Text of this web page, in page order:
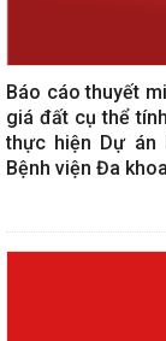
Báo cáo thuyết
giá đất cụ thể
thực hiện Dự án
Bệnh viện Đa